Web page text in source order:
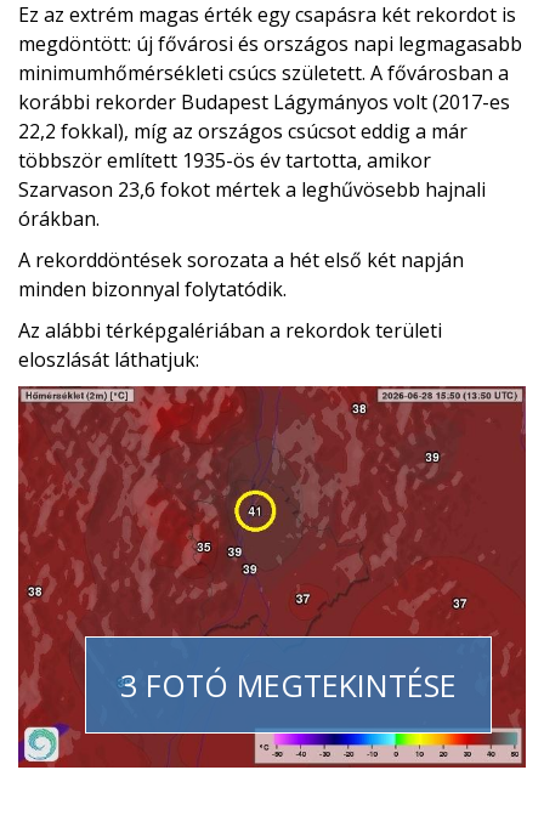
Ez az extrém magas érték egy csapásra két rekordot is
megdöntött: új fővárosi és országos napi legmagasabb
minimumhőmérsékleti csúcs született. A fővárosban a
korábbi rekorder Budapest Lágymányos volt (2017-es
22,2 fokkal), míg az országos csúcsot eddig a már
többször említett 1935-ös év tartotta, amikor
Szarvason 23,6 fokot mértek a leghűvösebb hajnali
órákban.
A rekorddöntések sorozata a hét első két napján
minden bizonnyal folytatódik.
Az alábbi térképgalériában a rekordok területi
eloszlását láthatjuk:
3 FOTÓ MEGTEKINTÉSE